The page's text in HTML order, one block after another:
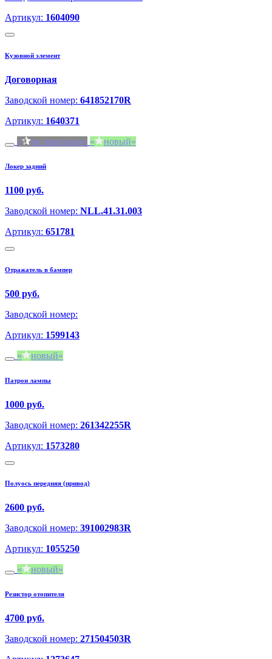
Артикул: 1604090
Кузовной элемент
Договорная
Заводской номер: 641852170R
Артикул: 1640371
не оригинал
новый
Локер задний
1100 руб.
Заводской номер: NLL.41.31.003
Артикул: 651781
Отражатель в бампер
500 руб.
Заводской номер:
Артикул: 1599143
новый
Патрон лампы
1000 руб.
Заводской номер: 261342255R
Артикул: 1573280
Полуось передняя (привод)
2600 руб.
Заводской номер: 391002983R
Артикул: 1055250
новый
Резистор отопителя
4700 руб.
Заводской номер: 271504503R